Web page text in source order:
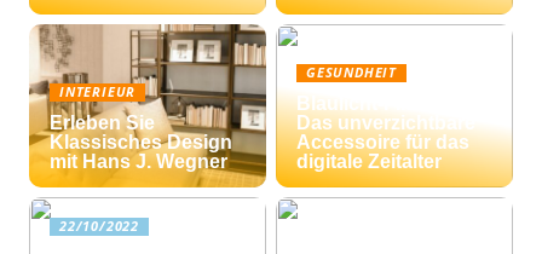
INTERIEUR
Erleben Sie
Klassisches Design
mit Hans J. Wegner
GESUNDHEIT
Blaulicht-Filterbrille:
Das unverzichtbare
Accessoire für das
digitale Zeitalter
22/10/2022